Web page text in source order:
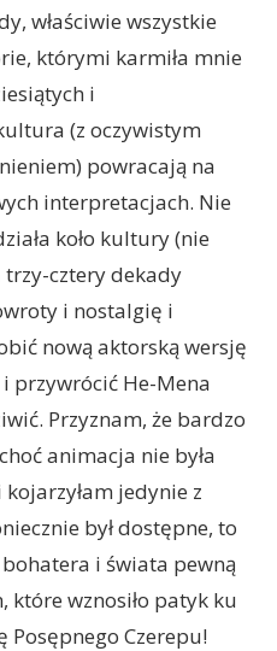
właściwie wszystkie
którymi karmiła mnie
i
(z oczywistym
powracają na
interpretacjach. Nie
koło kultury (nie
cztery dekady
i nostalgię i
nową aktorską wersję
i przywrócić He-Mena
Przyznam, że bardzo
animacja nie była
jedynie z
był dostępne, to
i świata pewną
które wznosiło patyk ku
Posępnego Czerepu!